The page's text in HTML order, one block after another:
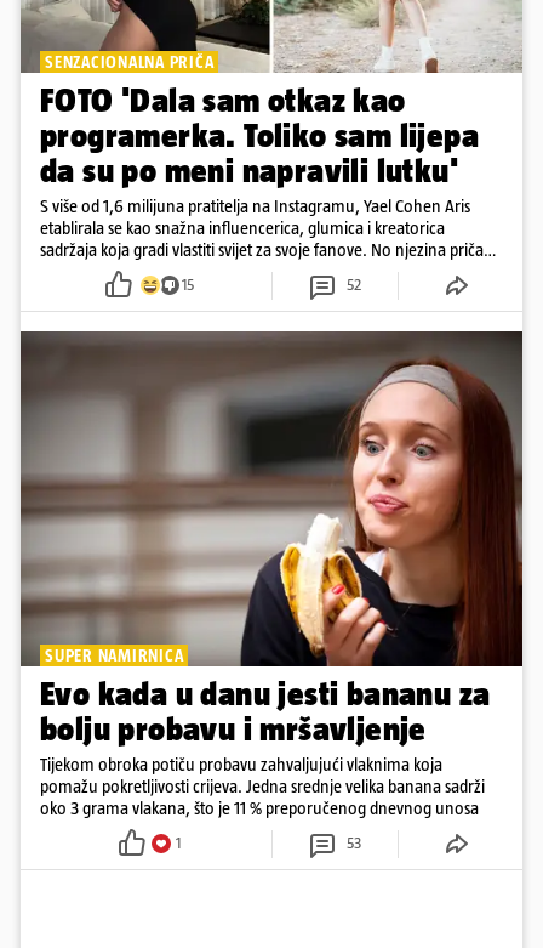
SENZACIONALNA PRIČA
FOTO 'Dala sam otkaz kao
programerka. Toliko sam lijepa
da su po meni napravili lutku'
S više od 1,6 milijuna pratitelja na Instagramu, Yael Cohen Aris
etablirala se kao snažna influencerica, glumica i kreatorica
sadržaja koja gradi vlastiti svijet za svoje fanove. No njezina priča
pokazuje da online slava dolazi i s neočekivanim izazovima
15 52
SUPER NAMIRNICA
Evo kada u danu jesti bananu za
bolju probavu i mršavljenje
Tijekom obroka potiču probavu zahvaljujući vlaknima koja
pomažu pokretljivosti crijeva. Jedna srednje velika banana sadrži
oko 3 grama vlakana, što je 11 % preporučenog dnevnog unosa
1 53